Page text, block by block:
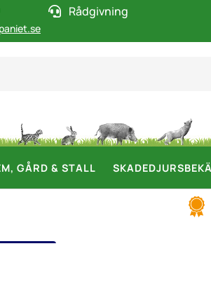
Rådgivning
GÅRD & STALL